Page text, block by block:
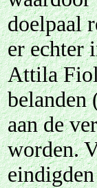
doelpaal
er echter
Attila
belanden
aan de
worden.